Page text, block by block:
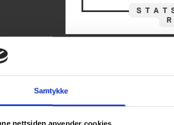
Samtykke
sentrum.
i Farmannsgate 16, 1607 Fredrikstad.
i St.Hansfjellet P-Hus i Fredrikstad Sentrum, som